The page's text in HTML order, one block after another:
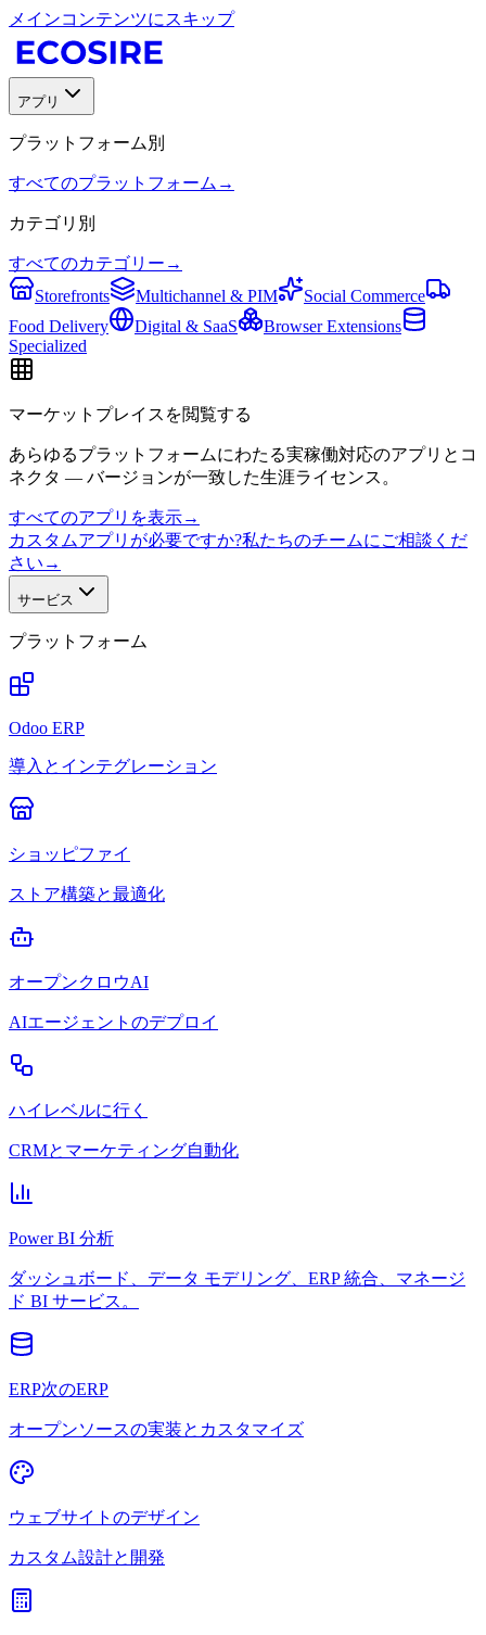
メインコンテンツにスキップ
アプリ
プラットフォーム別
すべてのプラットフォーム →
カテゴリ別
すべてのカテゴリー →
Storefronts
Multichannel & PIM
Social Commerce
Food Delivery
Digital & SaaS
Browser Extensions
Specialized
マーケットプレイスを閲覧する
あらゆるプラットフォームにわたる実稼働対応のアプリとコ
ネクタ — バージョンが一致した生涯ライセンス。
すべてのアプリを表示→
カスタムアプリが必要ですか?私たちのチームにご相談くだ
さい →
サービス
プラットフォーム
Odoo ERP
導入とインテグレーション
ショッピファイ
ストア構築と最適化
オープンクロウAI
AIエージェントのデプロイ
ハイレベルに行く
CRMとマーケティング自動化
Power BI 分析
ダッシュボード、データ モデリング、ERP 統合、マネージ
ド BI サービス。
ERP次のERP
オープンソースの実装とカスタマイズ
ウェブサイトのデザイン
カスタム設計と開発